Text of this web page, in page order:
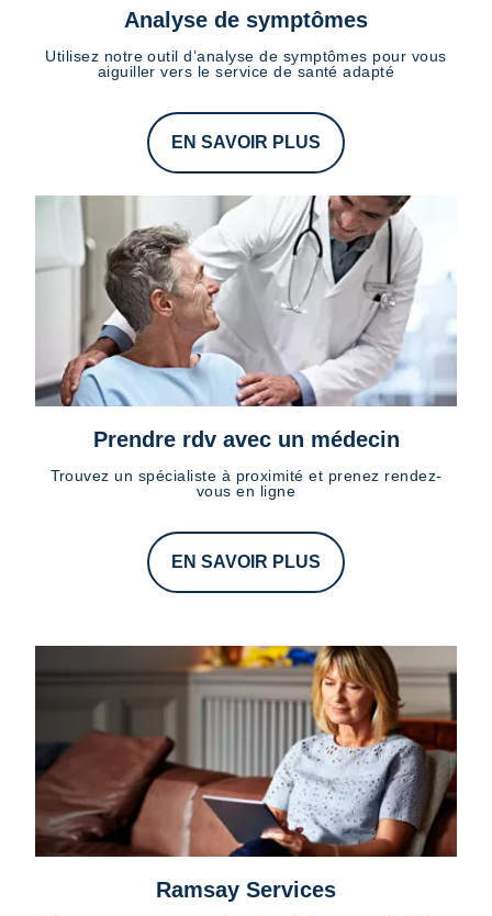
Analyse de symptômes
Utilisez notre outil d’analyse de symptômes pour vous
aiguiller vers le service de santé adapté
EN SAVOIR PLUS
Prendre rdv avec un médecin
Trouvez un spécialiste à proximité et prenez rendez-
vous en ligne
EN SAVOIR PLUS
Ramsay Services